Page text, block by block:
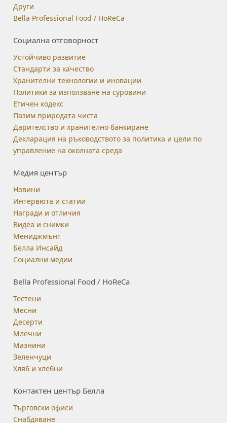
Други
Bella Professional Food / HoReCa
Социална отговорност
Устойчиво развитие
Стандарти за качество
Хранителни технологии и иновации
Политики за използване на суровини
Етичен кодекс
Пазим природата чиста
Дарителство и хранително банкиране
Декларация на ръководството за политика и цели по
управление на околната среда
Медия център
Новини
Интервюта и статии
Награди и отличия
Видеа и снимки
Мениджмънт
Белла Инсайд
Социални медии
Bella Professional Food / HoReCa
Тестени
Месни
Десерти
Млечни
Мазнини
Зеленчуци
Хляб и хлебни
Контактен център Белла
Търговски офиси
Снабдяване